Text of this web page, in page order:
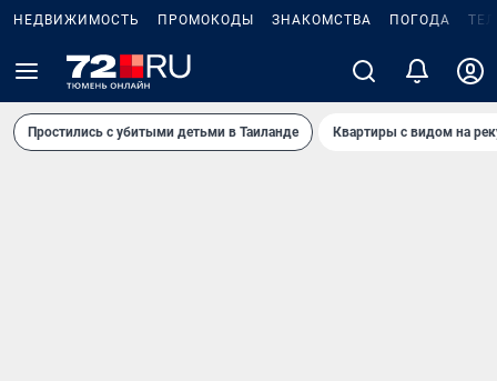
НЕДВИЖИМОСТЬ ПРОМОКОДЫ ЗНАКОМСТВА ПОГОДА
Простились с убитыми детьми в Таиланде Квартиры с видом на